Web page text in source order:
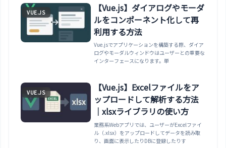
VUE.JS
【Vue.js】ダイアログやモーダ
ルをコンポーネント化して再
利用する方法
Vue.jsでアプリケーションを構築する際、ダイア
ログやモーダルウィンドウはユーザーとの重要な
インターフェースになります。単
VUE.JS
【Vue.js】Excelファイルをア
ップロードして解析する方法
｜xlsxライブラリの使い方
業務系Webアプリでは、ユーザーがExcelファイ
ル（.xlsx）をアップロードしてデータを読み取
り、画面に表示したりDBに登録したりす